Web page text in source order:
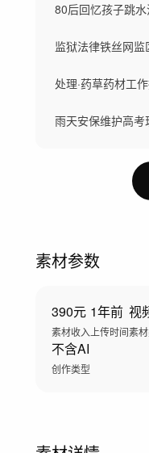
处理·药草药材工
雨天安保维护高考
素材参数
390元
素材收入
1年前
上传时间
视
素
不含AI
创作类型